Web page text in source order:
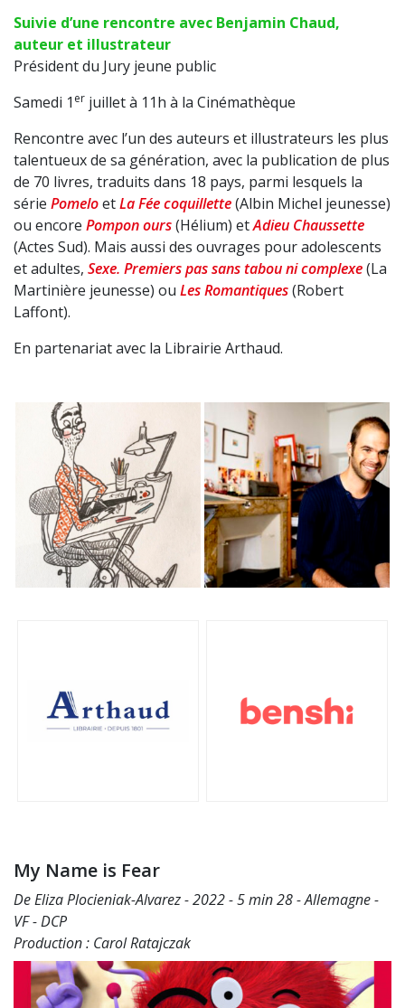
Suivie d’une rencontre avec Benjamin Chaud,
auteur et illustrateur
Président du Jury jeune public
Samedi 1 er juillet à 11h à la Cinémathèque
Rencontre avec l’un des auteurs et illustrateurs les plus
talentueux de sa génération, avec la publication de plus
de 70 livres, traduits dans 18 pays, parmi lesquels la
série PomeloetLa Fée coquillette(Albin Michel jeunesse)
ou encore Pompon ours(Hélium) etAdieu Chaussette
(Actes Sud). Mais aussi des ouvrages pour adolescents
et adultes, Sexe. Premiers pas sans tabou ni complexe(La
Martinière jeunesse) ou Les Romantiques(Robert
Laffont).
En partenariat avec la Librairie Arthaud.
My Name is Fear
De Eliza Plocieniak-Alvarez - 2022 - 5 min 28 - Allemagne -
VF - DCP
Production : Carol Ratajczak